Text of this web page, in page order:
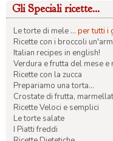
Gli Speciali ricette...
Le torte di mele ... per tutti i
Ricette con i broccoli
Italian recipes in english!
Verdura e frutta del mese e
Ricette con la zucca
Prepariamo una torta...
Crostate di frutta,
Ricette Veloci e semplici
Le torte salate
I Piatti freddi